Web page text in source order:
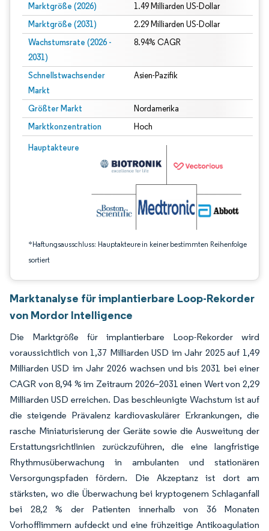
Marktgröße (2026) 1.49 Milliarden US-Dollar
Marktgröße (2031) 2.29 Milliarden US-Dollar
Wachstumsrate (2026 -
2031)
8.94% CAGR
Schnellstwachsender
Markt
Asien-Pazifik
Größter Markt Nordamerika
Marktkonzentration Hoch
Hauptakteure
*Haftungsausschluss: Hauptakteure in keiner bestimmten Reihenfolge
sortiert
Bild © Mordor Intelligence. Wiederverwendung erfordert Namensnennung
Marktanalyse für implantierbare Loop-Rekorder
von Mordor Intelligence
Die Marktgröße für implantierbare Loop-Rekorder wird
voraussichtlich von 1,37 Milliarden USD im Jahr 2025 auf 1,49
Milliarden USD im Jahr 2026 wachsen und bis 2031 bei einer
CAGR von 8,94 % im Zeitraum 2026–2031 einen Wert von 2,29
Milliarden USD erreichen. Das beschleunigte Wachstum ist auf
die steigende Prävalenz kardiovaskulärer Erkrankungen, die
rasche Miniaturisierung der Geräte sowie die Ausweitung der
Erstattungsrichtlinien zurückzuführen, die eine langfristige
Rhythmusüberwachung in ambulanten und stationären
Versorgungspfaden fördern. Die Akzeptanz ist dort am
stärksten, wo die Überwachung bei kryptogenem Schlaganfall
bei 28,2 % der Patienten innerhalb von 36 Monaten
Vorhofflimmern aufdeckt und eine frühzeitige Antikoagulation